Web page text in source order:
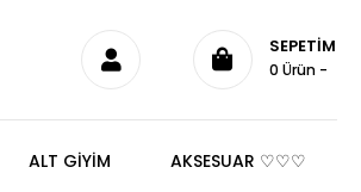
SEPETIM
0 Ürün
ALT GİYİM AKSESUAR ♡♡♡